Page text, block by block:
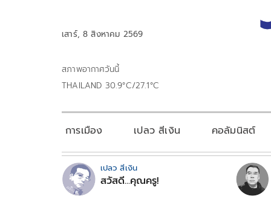
เสาร์, 8 สิงหาคม 2569
สภาพอากาศวันนี้
THAILAND 30.9°C/27.1°C
การเมือง เปลว สีเงิน คอลัมนิสต์
เปลว สีเงิน
สวัสดี...คุณครู!